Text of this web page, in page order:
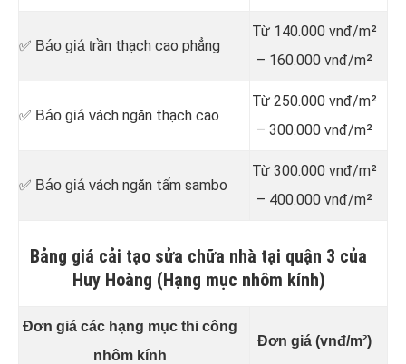
✅ Báo giá trần thạch cao phẳng
Từ 140.000 vnđ/m²
– 160.000 vnđ/m²
✅ Báo giá vách ngăn thạch cao
Từ 250.000 vnđ/m²
– 300.000 vnđ/m²
✅ Báo giá vách ngăn tấm sambo
Từ 300.000 vnđ/m²
– 400.000 vnđ/m²
Bảng giá cải tạo sửa chữa nhà tại quận 3 của
Huy Hoàng (Hạng mục nhôm kính)
Đơn giá các hạng mục thi công
nhôm kính
Đơn giá (vnđ/m²)